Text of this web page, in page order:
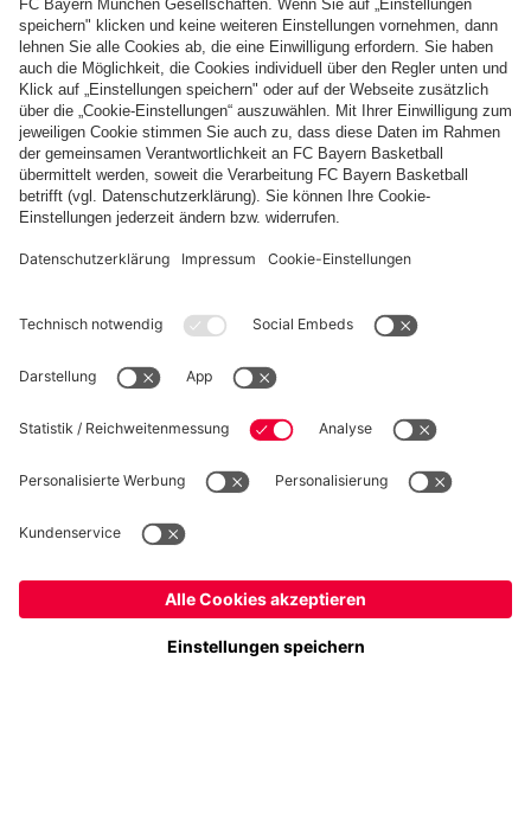
Zahlung & Lieferung
FC Bayern Store App
WIDERRUF
Datenschutz
Cookie Details
Preise inklusive MwSt. und zzgl. Versandkosten
© FC Bayern München AG
FC Bayern München AG, Säbener Str. 51-57, 81547 München
Ja,Österreich, um dorthin zu liefern!
Weltweit, um dorthin zu liefern!